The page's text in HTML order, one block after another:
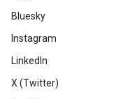
Bluesky
Instagram
LinkedIn
X (Twitter)